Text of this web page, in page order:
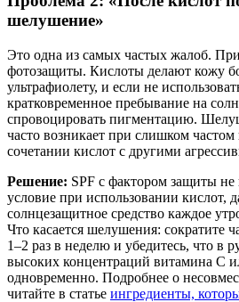
шелушение»
Это одна из самых частых жалоб.
фотозащиты. Кислоты делают кожу
ультрафиолету, и если не
кратковременное пребывание на
спровоцировать пигментацию.
часто возникает при слишком
сочетании кислот с другими
Решение: SPF с фактором защиты
условие при использовании кислот,
солнцезащитное средство каждое
Что касается шелушения: сократите
1–2 раз в неделю и убедитесь, что в
высоких концентраций витамина C
одновременно. Подробнее о
читайте в статье ингредиенты,